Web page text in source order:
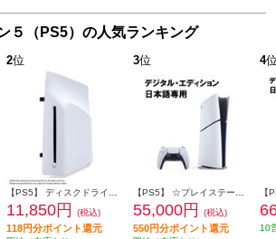
５（PS5）の人気ランキング
2位
11,850円 (税込)
118円分ポイント還元
3位
55,000円 (税込)
550円分ポイント還元
4
10